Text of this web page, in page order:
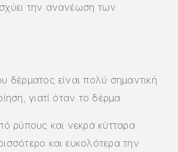
την ανανέωση των
δέρματος είναι πολύ σημαντική
γιατί όταν το δέρμα
ρύπους και νεκρά κύτταρα
και ευκολότερα την